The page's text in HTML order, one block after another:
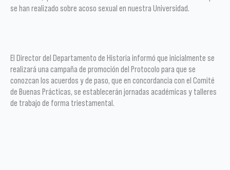
se han realizado sobre acoso sexual en nuestra Universidad.
El Director del Departamento de Historia informó que inicialmente se
realizará una campaña de promoción del Protocolo para que se
conozcan los acuerdos y de paso, que en concordancia con el Comité
de Buenas Prácticas, se establecerán jornadas académicas y talleres
de trabajo de forma triestamental.